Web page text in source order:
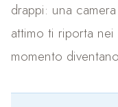
drappi: una
attimo ti riporta
momento